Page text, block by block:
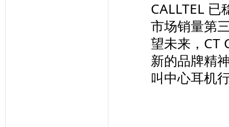
CALLTEL
市场销量第
望未来，CT
新的品牌精
叫中心耳机